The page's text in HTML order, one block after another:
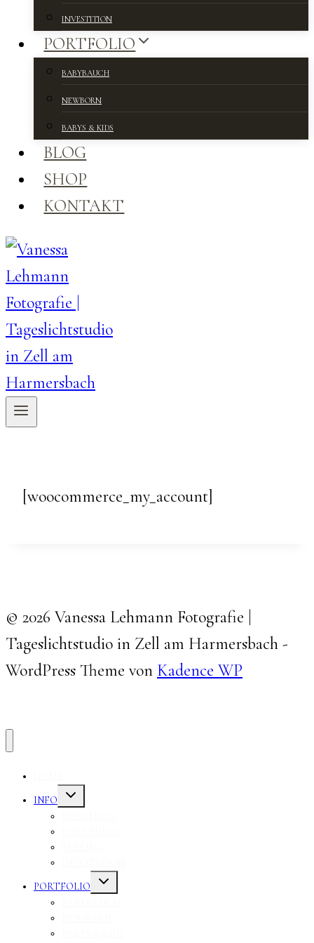
INVESTITION
PORTFOLIO
BABYBAUCH
NEWBORN
BABYS & KIDS
BLOG
SHOP
KONTAKT
[woocommerce_my_account]
© 2026 Vanessa Lehmann Fotografie |
Tageslichtstudio in Zell am Harmersbach -
WordPress Theme von Kadence WP
INFO
Untermenü
umschalten
PORTFOLIO
Untermenü
umschalten